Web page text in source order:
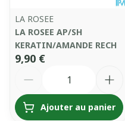
LA ROSEE
LA ROSEE AP/SH
KERATIN/AMANDE RECH
9,90 €
Ajouter au panier